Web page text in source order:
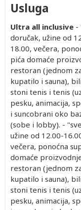
Usluga
Ultra all inclusive -
doručak, užine od
18.00, večera,
pića domaće
restoran (jednom
kupatilo i sauna),
stoni tenis i tenis
pesku, animacija,
i suncobrani oko
(sobe i lobby). -
užine od 12.00-
večera, ponoćna
domaće
restoran (jednom
kupatilo i sauna),
stoni tenis i tenis
pesku, animacija,